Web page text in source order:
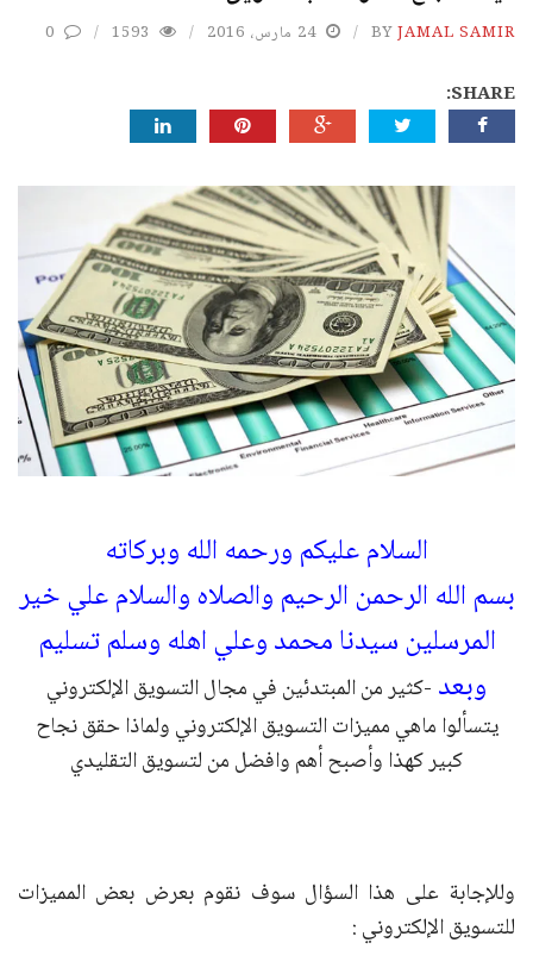
BYJAMAL SAMIR 24 مارس، 2016 1593
0
SHARE:
السلام عليكم ورحمه الله وبركاته
بسم الله الرحمن الرحيم والصلاه والسلام علي خير
المرسلين سيدنا محمد وعلي اهله وسلم تسليم
وبعد -كثير من المبتدئين في مجال التسويق الإلكتروني
يتسألوا ماهي مميزات التسويق الإلكتروني ولماذا حقق نجاح
كبير كهذا وأصبح أهم وافضل من لتسويق التقليدي
وللإجابة على هذا السؤال سوف نقوم بعرض بعض المميزات
للتسويق الإلكتروني :